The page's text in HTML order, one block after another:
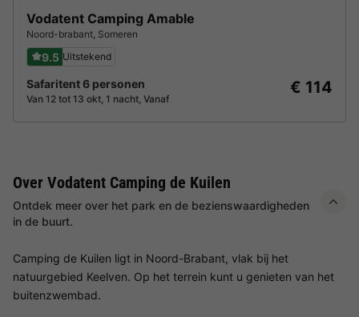
Vodatent Camping Amable
Noord-brabant, Someren
9.5 Uitstekend
Safaritent 6 personen
Van 12 tot 13 okt, 1 nacht, Vanaf
€ 114
Over Vodatent Camping de Kuilen
Ontdek meer over het park en de bezienswaardigheden
in de buurt.
Camping de Kuilen ligt in Noord-Brabant, vlak bij het
natuurgebied Keelven. Op het terrein kunt u genieten van het
buitenzwembad.